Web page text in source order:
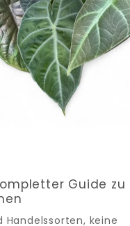
Guide zu
keine